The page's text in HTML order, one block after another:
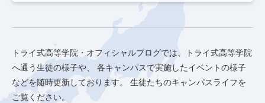
トライ式高等学院・オフィシャルブログでは、トライ式高等学院
へ通う生徒の様子や、
各キャンパスで実施したイベントの様子
などを随時更新しております。
生徒たちのキャンパスライフを
ご覧ください。